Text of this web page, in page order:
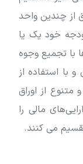
از چندین واحد
به بودجه خود یک یا
با تجمیع وجوه
مالی در اختیارشان و با استفاده از
دانش و تخصص کافی، سرمایه‌گذاری مطمئن و متنوع از اوراق
مالی را
می کنند.